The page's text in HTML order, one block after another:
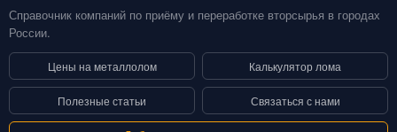
Справочник компаний по приёму и переработке вторсырья в городах
России.
Цены на металлолом Калькулятор лома
Полезные статьи Связаться с нами